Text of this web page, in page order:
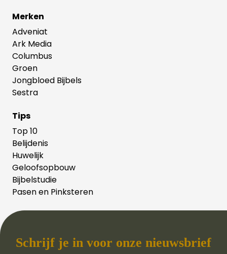
Merken
Adveniat
Ark Media
Columbus
Groen
Jongbloed Bijbels
Sestra
Tips
Top 10
Belijdenis
Huwelijk
Geloofsopbouw
Bijbelstudie
Pasen en Pinksteren
Schrijf je in voor onze nieuwsbrief